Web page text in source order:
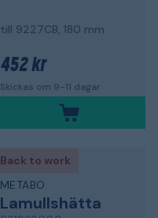
till 9227CB, 180 mm
452 kr
Skickas om 9-11 dagar
Back to work
METABO
Lamullshätta